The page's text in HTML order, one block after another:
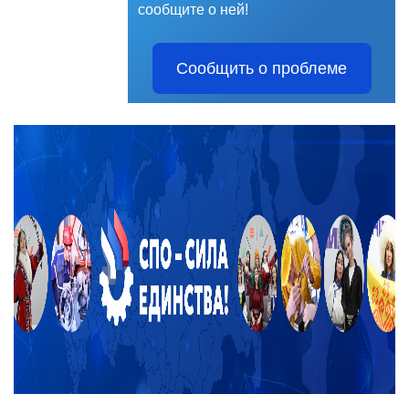
сообщите о ней!
Сообщить о проблеме